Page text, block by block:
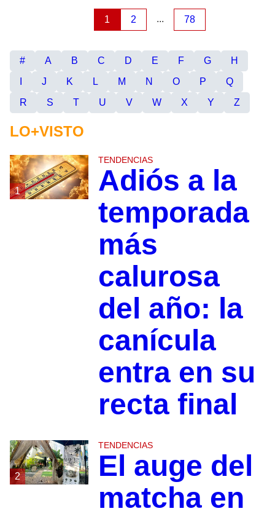
1 2 ... 78
# A B C D E F G
H
J K L M N O P
Q
R
S T U V W X Y Z
LO+VISTO
1
TENDENCIAS
Adiós a la
temporada
más
calurosa
del año: la
canícula
entra en su
recta final
2
TENDENCIAS
El auge del
matcha en